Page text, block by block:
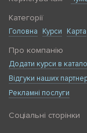
Категорії
Головна Курси Карта
Про компанію
Додати курси в
Відгуки наших
Рекламні послуги
Соціальні сторінки